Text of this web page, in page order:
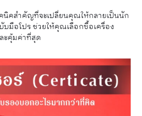
คนิคสำคัญที่จะเปลี่ยนคุณให้กลายเป็นนัก
มือโปร ช่วยให้คุณเลือกซื้อเครื่อง
ะคุ้มค่าที่สุด